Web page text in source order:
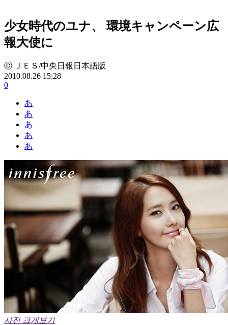
少女時代のユナ、 環境キャンペーン広
報大使に
ⓒ ＪＥＳ/中央日報日本語版
2010.08.26 15:28
0
あ
あ
あ
あ
あ
사진 크게보기